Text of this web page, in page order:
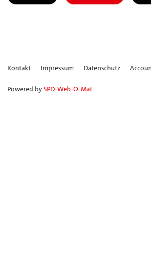
Kontakt Impressum Datenschutz
Powered bySPD-Web-O-Mat